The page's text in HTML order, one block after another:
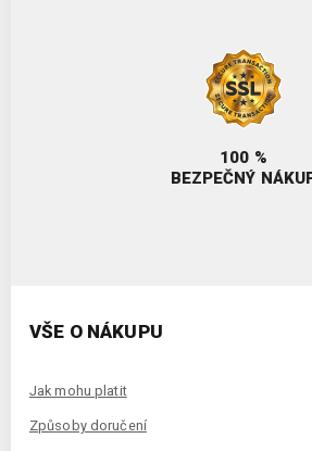
100 %
BEZPEČNÝ
VŠE O NÁKUPU
Jak mohu platit
Způsoby doručení